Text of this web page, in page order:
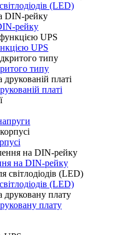
(LED)
рейку
UPS
типу
платі
на DIN-рейку
(LED)
плату